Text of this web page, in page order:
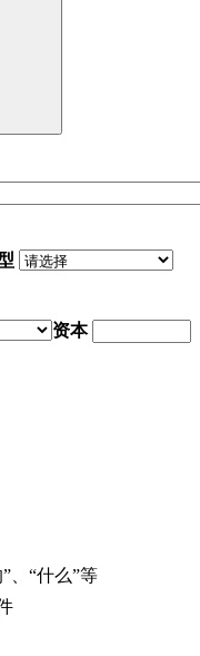
资本
、“什么”等